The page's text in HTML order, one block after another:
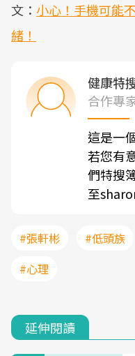
文： 小心！手機可能
緒！
健康特
合作專
這是一
若您有
們特搜
至
#張軒彬 #低頭族
#心理
延伸閱讀